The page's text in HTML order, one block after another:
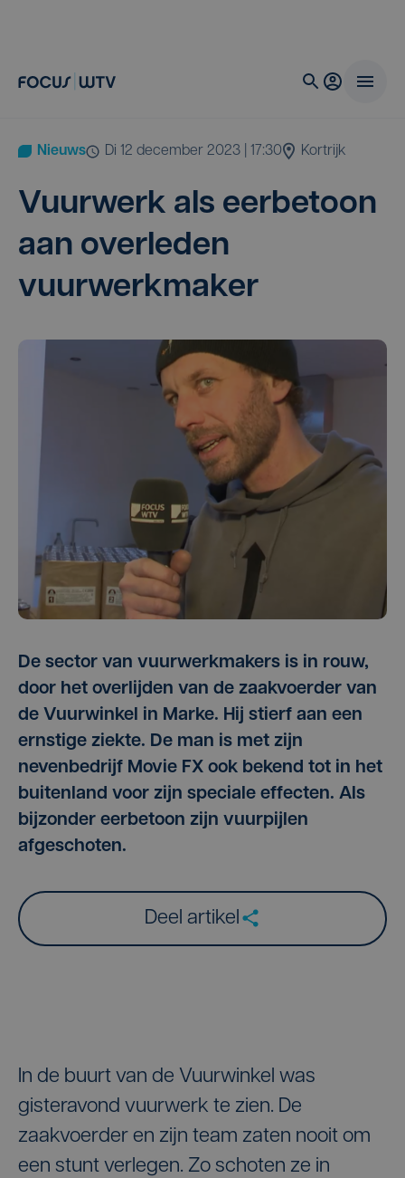
Nieuws di 12 december 2023 | 17:30 Kortrijk
Vuur­werk als eer­be­toon
aan over­le­den
vuurwerkmaker
De sector van vuurwerkmakers is in rouw,
door het overlijden van de zaakvoerder van
de Vuurwinkel in Marke. Hij stierf aan een
ernstige ziekte. De man is met zijn
nevenbedrijf Movie FX ook bekend tot in het
buitenland voor zijn speciale effecten. Als
bijzonder eerbetoon zijn vuurpijlen
afgeschoten.
Deel artikel
In de buurt van de Vuurwinkel was
gisteravond vuurwerk te zien. De
zaakvoerder en zijn team zaten nooit om
een stunt verlegen. Zo schoten ze in